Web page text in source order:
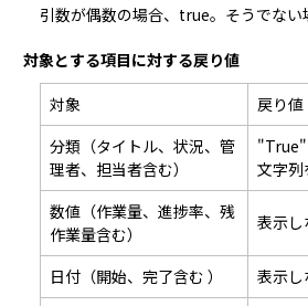
引数が偶数の場合、true。そうでない
対象とする項目に対する戻り値
対象
戻り値
分類（タイトル、状況、管
理者、担当者含む）
"True"
文字
数値（作業量、進捗率、残
作業量含む）
表示し
日付（開始、完了含む ） 表示し